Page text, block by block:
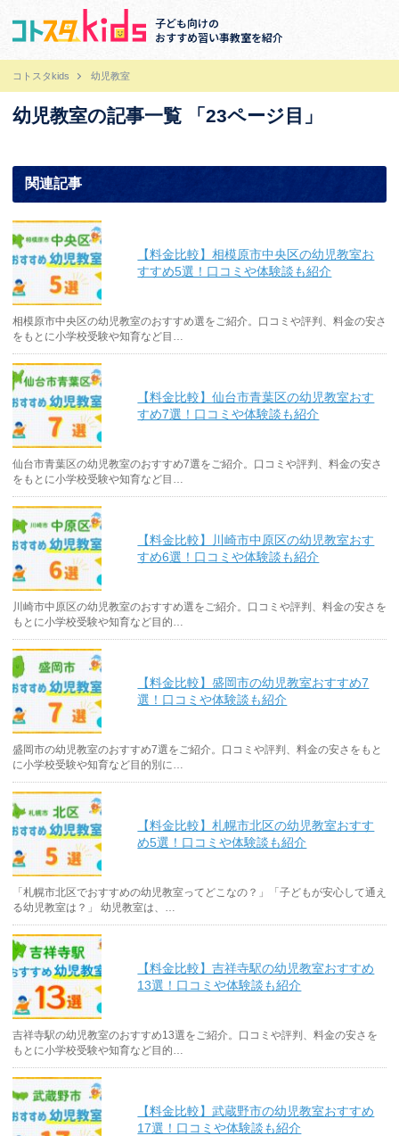
子ども向けの
おすすめ習い事教室を紹介
コトスタkids 幼児教室
幼児教室の記事一覧 「23ページ目」
関連記事
【料金比較】相模原市中央区の幼児教室お
すすめ5選！口コミや体験談も紹介
相模原市中央区の幼児教室のおすすめ選をご紹介。口コミや評判、料金の安さ
をもとに小学校受験や知育など目…
【料金比較】仙台市青葉区の幼児教室おす
すめ7選！口コミや体験談も紹介
仙台市青葉区の幼児教室のおすすめ7選をご紹介。口コミや評判、料金の安さ
をもとに小学校受験や知育など目…
【料金比較】川崎市中原区の幼児教室おす
すめ6選！口コミや体験談も紹介
川崎市中原区の幼児教室のおすすめ選をご紹介。口コミや評判、料金の安さを
もとに小学校受験や知育など目的…
【料金比較】盛岡市の幼児教室おすすめ7
選！口コミや体験談も紹介
盛岡市の幼児教室のおすすめ7選をご紹介。口コミや評判、料金の安さをもと
に小学校受験や知育など目的別に…
【料金比較】札幌市北区の幼児教室おすす
め5選！口コミや体験談も紹介
「札幌市北区でおすすめの幼児教室ってどこなの？」「子どもが安心して通え
る幼児教室は？」 幼児教室は、…
【料金比較】吉祥寺駅の幼児教室おすすめ
13選！口コミや体験談も紹介
吉祥寺駅の幼児教室のおすすめ13選をご紹介。口コミや評判、料金の安さを
もとに小学校受験や知育など目的…
【料金比較】武蔵野市の幼児教室おすすめ
17選！口コミや体験談も紹介